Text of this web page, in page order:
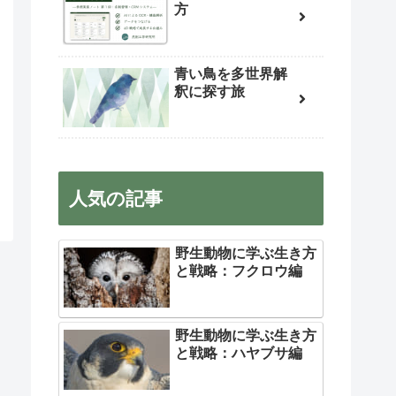
方
青い鳥を多世界解
釈に探す旅
人気の記事
野生動物に学ぶ生き方
と戦略：フクロウ編
野生動物に学ぶ生き方
と戦略：ハヤブサ編